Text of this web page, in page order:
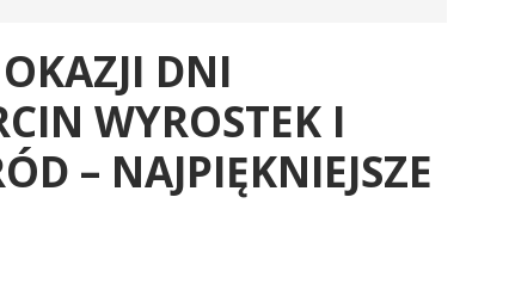
DNI
WYROSTEK I
– NAJPIĘKNIEJSZE